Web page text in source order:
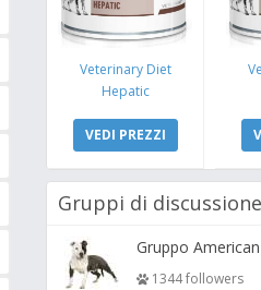
Veterinary Diet
Hepatic
VEDI PREZZI
Gruppi di discussione
1344 followers